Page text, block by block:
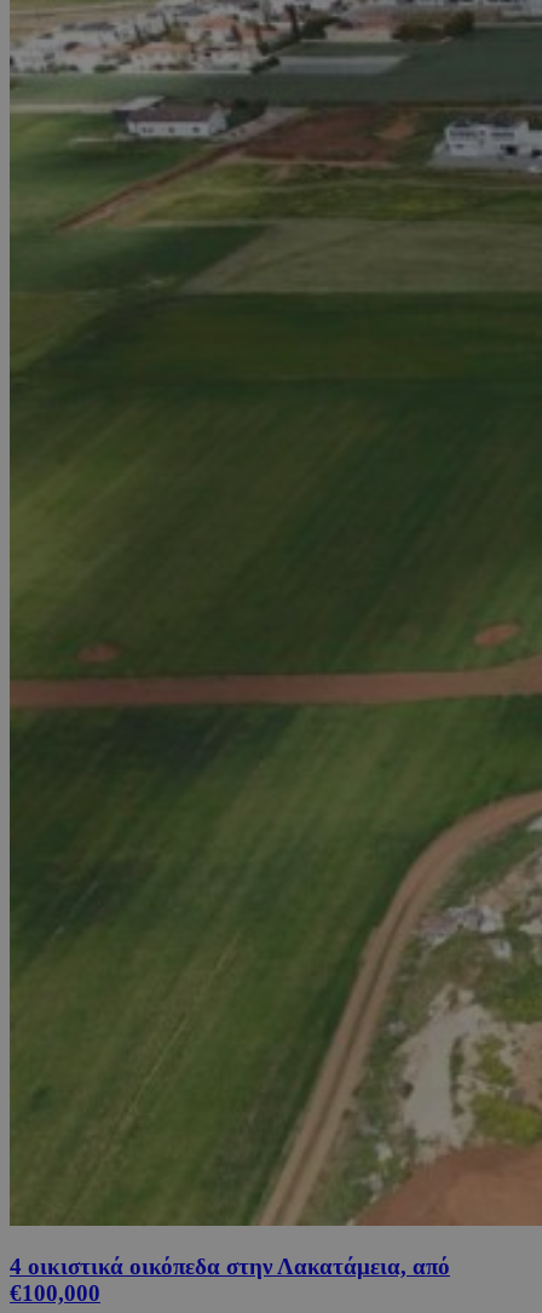
4 οικιστικά οικόπεδα στην Λακατάμεια, από
€100,000